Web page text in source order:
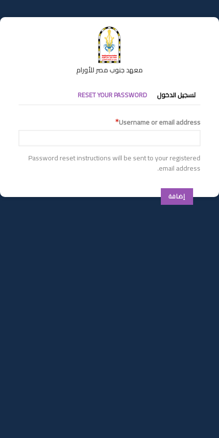
إلى
المحتوى
معهد جنوب مصر للأورام
التبويبات
الأساسية
تسجيل الدخول RESET YOUR PASSWORD
Username or email address
Password reset instructions will be sent to your registered
email address.